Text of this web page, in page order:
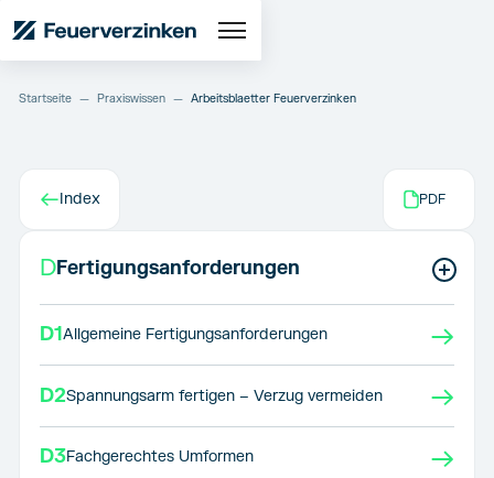
Startseite — Praxiswissen — Arbeitsblaetter Feuerverzinken
←Index
DFertigungsanforderungen
D1Allgemeine Fertigungsanforderungen →
D2Spannungsarm fertigen – Verzug vermeiden →
D3Fachgerechtes Umformen →
PDF